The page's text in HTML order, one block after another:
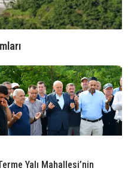
Yalı Mahallesi’nin